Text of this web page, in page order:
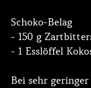
Schoko-Belag
- 150 g
- 1 Esslöffel
Bei sehr